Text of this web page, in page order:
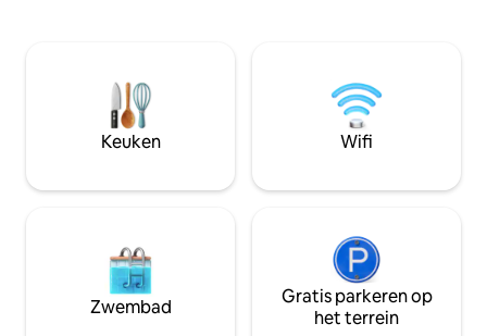
Keuken Wifi
Zwembad
Gratis parkeren op
het terrein